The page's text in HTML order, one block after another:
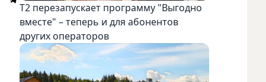
Т2 перезапускает программу "Выгодно
вместе" – теперь и для абонентов
других операторов